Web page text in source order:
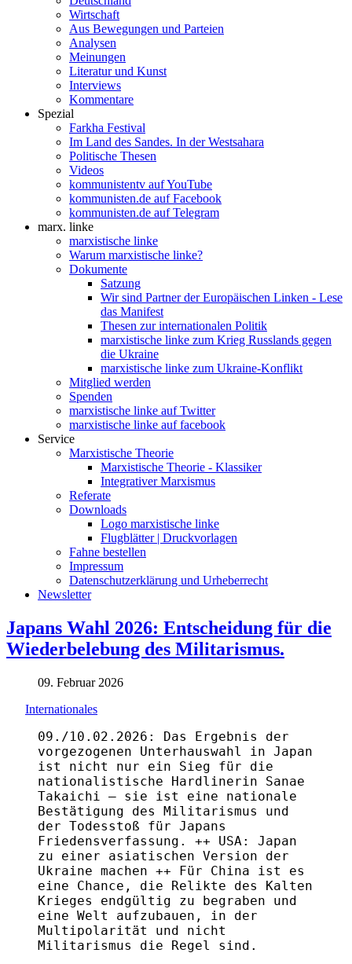
Wirtschaft
Aus Bewegungen und Parteien
Analysen
Meinungen
Literatur und Kunst
Interviews
Kommentare
Spezial
Farkha Festival
Im Land des Sandes. In der Westsahara
Politische Thesen
Videos
kommunistentv auf YouTube
kommunisten.de auf Facebook
kommunisten.de auf Telegram
marx. linke
marxistische linke
Warum marxistische linke?
Dokumente
Satzung
Wir sind Partner der Europäischen Linken - Lese
das Manifest
Thesen zur internationalen Politik
marxistische linke zum Krieg Russlands gegen
die Ukraine
marxistische linke zum Ukraine-Konflikt
Mitglied werden
Spenden
marxistische linke auf Twitter
marxistische linke auf facebook
Service
Marxistische Theorie
Marxistische Theorie - Klassiker
Integrativer Marxismus
Referate
Downloads
Logo marxistische linke
Flugblätter | Druckvorlagen
Fahne bestellen
Impressum
Datenschutzerklärung und Urheberrecht
Newsletter
Japans Wahl 2026: Entscheidung für die
Wiederbelebung des Militarismus.
09. Februar 2026
Internationales
09./10.02.2026: Das Ergebnis der
vorgezogenen Unterhauswahl in Japan
ist nicht nur ein Sieg für die
nationalistische Hardlinerin Sanae
Takaichi – sie ist eine nationale
Bestätigung des Militarismus und
der Todesstoß für Japans
Friedensverfassung. ++ USA: Japan
zu einer asiatischen Version der
Ukraine machen ++ Für China ist es
eine Chance, die Relikte des Kalten
Krieges endgültig zu begraben und
eine Welt aufzubauen, in der
Multipolarität und nicht
Militarismus die Regel sind.